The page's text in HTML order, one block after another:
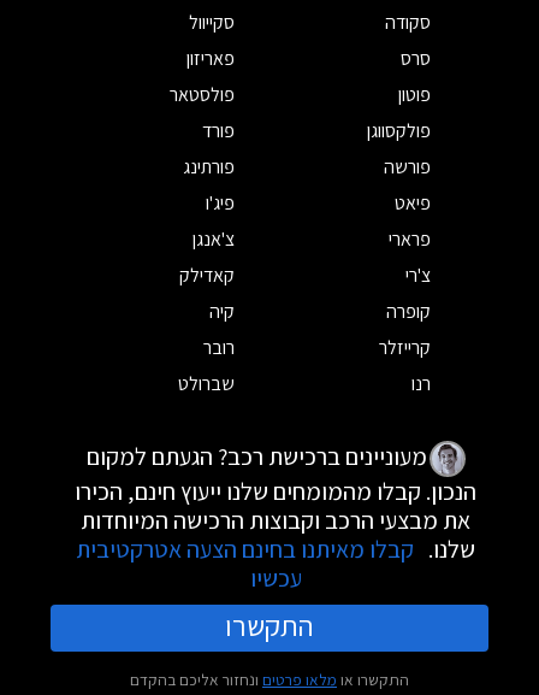
סקודה
סקייוול
סרס
פאריזון
פוטון
פולסטאר
פולקסווגן
פורד
פורשה
פורתינג
פיאט
פיג'ו
פרארי
צ'אנגן
צ'רי
קאדילק
קופרה
קיה
קרייזלר
רובר
רנו
שברולט
מעוניינים ברכישת רכב? הגעתם למקום
הנכון. קבלו מהמומחים שלנו ייעוץ חינם, הכירו
את מבצעי הרכב וקבוצות הרכישה המיוחדות
שלנו. קבלו מאיתנו בחינם הצעה אטרקטיבית
עכשיו
התקשרו
התקשרו או מלאו פרטים ונחזור אליכם בהקדם